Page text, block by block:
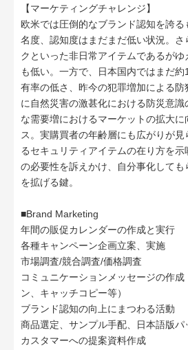
【マーケティングチャレンジ】
欧米では圧倒的なブランド認知を誇
名度、認知度はまだまだ低い状況。さ
クといった非日常アイテムであるが
も低い。一方で、日本国内ではまだ
有率の低さ、昨今の犯罪増加による防
に自然災害の激甚化における防災意
な需要増におけるマーケットの拡大
ス。実購買者の年齢層にも広がりが
るセキュリティアイテムの在り方を示
の必要性を訴えかけ、自分事化しても
を拡げる鍵。
■Brand Marketing
年間の販促カレンダーの作成と実行
各種キャンペーン企画立案、実施
市場調査/競合調査/価格調査
コミュニケーションメッセージの作成
ン、キャッチコピー等）
ブランド認知の向上にまつわる活動
商品選定、サンプル手配、日本語版
カスタマーへの提案資料作成